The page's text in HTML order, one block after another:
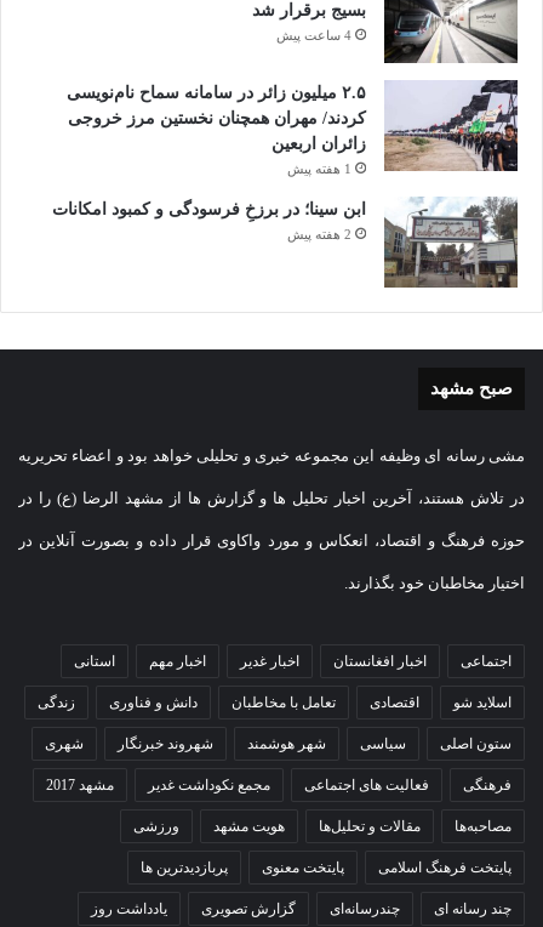
بسیج برقرار شد
4 ساعت پیش
۲.۵ میلیون زائر در سامانه سماح نام‌نویسی
کردند/ مهران همچنان نخستین مرز خروجی
زائران اربعین
1 هفته پیش
ابن سینا؛ در برزخِ فرسودگی و کمبود امکانات
2 هفته پیش
صبح مشهد
مشی رسانه ای وظیفه این مجموعه خبری و تحلیلی خواهد بود و اعضاء تحریریه
در تلاش هستند، آخرین اخبار تحلیل ها و گزارش ها از مشهد الرضا (ع) را در
حوزه فرهنگ و اقتصاد، انعکاس و مورد واکاوی قرار داده و بصورت آنلاین در
اختیار مخاطبان خود بگذارند.
اجتماعی اخبار افغانستان اخبار غدیر اخبار مهم استانی
اسلاید شو اقتصادی تعامل با مخاطبان دانش و فناوری زندگی
ستون اصلی سیاسی شهر هوشمند شهروند خبرنگار شهری
فرهنگی فعالیت های اجتماعی مجمع نکوداشت غدیر مشهد 2017
مصاحبه‌ها مقالات و تحلیل‌ها هویت مشهد ورزشی
پایتخت فرهنگ اسلامی پایتخت معنوی پربازدیدترین ها
چند رسانه ای چندرسانه‌ای گزارش تصویری یادداشت روز